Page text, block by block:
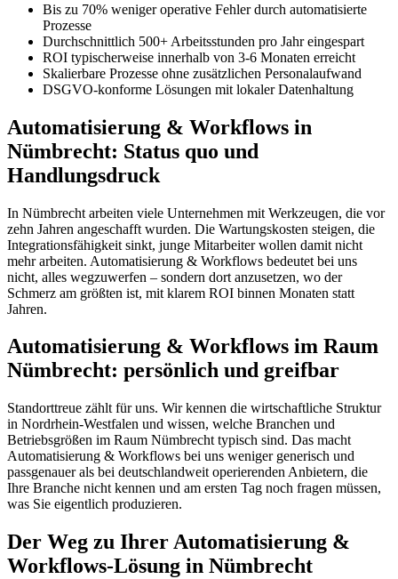
Bis zu 70% weniger operative Fehler durch automatisierte
Prozesse
Durchschnittlich 500+ Arbeitsstunden pro Jahr eingespart
ROI typischerweise innerhalb von 3-6 Monaten erreicht
Skalierbare Prozesse ohne zusätzlichen Personalaufwand
DSGVO-konforme Lösungen mit lokaler Datenhaltung
Automatisierung & Workflows in
Nümbrecht: Status quo und
Handlungsdruck
In Nümbrecht arbeiten viele Unternehmen mit Werkzeugen, die vor
zehn Jahren angeschafft wurden. Die Wartungskosten steigen, die
Integrationsfähigkeit sinkt, junge Mitarbeiter wollen damit nicht
mehr arbeiten. Automatisierung & Workflows bedeutet bei uns
nicht, alles wegzuwerfen – sondern dort anzusetzen, wo der
Schmerz am größten ist, mit klarem ROI binnen Monaten statt
Jahren.
Automatisierung & Workflows im Raum
Nümbrecht: persönlich und greifbar
Standorttreue zählt für uns. Wir kennen die wirtschaftliche Struktur
in Nordrhein-Westfalen und wissen, welche Branchen und
Betriebsgrößen im Raum Nümbrecht typisch sind. Das macht
Automatisierung & Workflows bei uns weniger generisch und
passgenauer als bei deutschlandweit operierenden Anbietern, die
Ihre Branche nicht kennen und am ersten Tag noch fragen müssen,
was Sie eigentlich produzieren.
Der Weg zu Ihrer Automatisierung &
Workflows-Lösung in Nümbrecht